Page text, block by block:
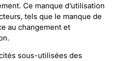
Ce manque d’utilisation
tels que le manque de
au changement et
sous-utilisées des